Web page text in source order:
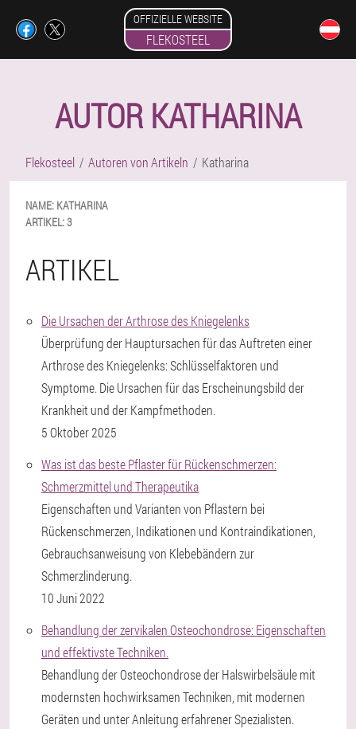
OFFIZIELLE WEBSITE
FLEKOSTEEL
AUTOR KATHARINA
Flekosteel Autoren von Artikeln Katharina
NAME: KATHARINA
ARTIKEL:3
ARTIKEL
Die Ursachen der Arthrose des Kniegelenks
Überprüfung der Hauptursachen für das Auftreten einer
Arthrose des Kniegelenks: Schlüsselfaktoren und
Symptome. Die Ursachen für das Erscheinungsbild der
Krankheit und der Kampfmethoden.
5 Oktober 2025
Was ist das beste Pflaster für Rückenschmerzen:
Schmerzmittel und Therapeutika
Eigenschaften und Varianten von Pflastern bei
Rückenschmerzen, Indikationen und Kontraindikationen,
Gebrauchsanweisung von Klebebändern zur
Schmerzlinderung.
10 Juni 2022
Behandlung der zervikalen Osteochondrose: Eigenschaften
und effektivste Techniken.
Behandlung der Osteochondrose der Halswirbelsäule mit
modernsten hochwirksamen Techniken, mit modernen
Geräten und unter Anleitung erfahrener Spezialisten.